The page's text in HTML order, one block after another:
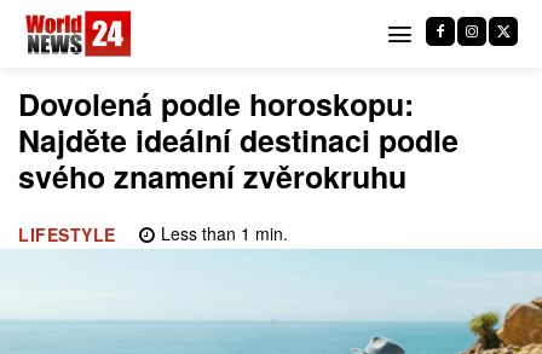
Dovolená podle horoskopu:
Najděte ideální destinaci podle
svého znamení zvěrokruhu
LIFESTYLE Less than 1 min.